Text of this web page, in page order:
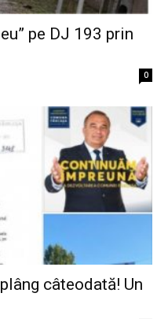
pe DJ 193 prin
0
câteodată! Un